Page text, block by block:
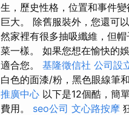
生，歷史性格，位置和事件
巨大。 除舊服裝外，您還可
然家裡有很多抽吸纖維，但
菜一樣。 如果您想在愉快的
適合您。 基隆徵信社 公司設
白色的面漆/粉，黑色眼線筆
推廣中心 以下是12個酷，簡
費用。 seo公司 文心路按摩